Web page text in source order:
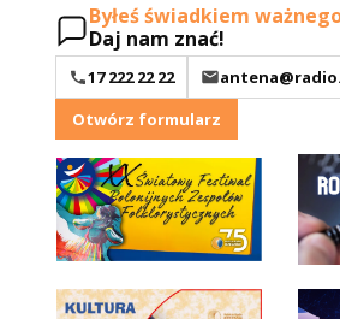
Byłeś świadkiem
Daj nam znać!
17 222 22 22
Otwórz formularz